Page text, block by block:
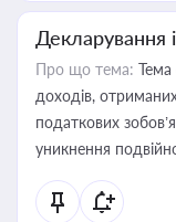
Декларування
Про що тема: Тема
доходів,
податкових
уникнення